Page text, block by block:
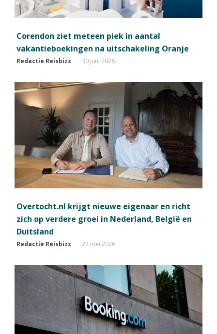
Corendon ziet meteen piek in aantal
vakantieboekingen na uitschakeling Oranje
Redactie Reisbizz 30 juni 2026
Overtocht.nl krijgt nieuwe eigenaar en richt
zich op verdere groei in Nederland, België en
Duitsland
Redactie Reisbizz 22 mei 2026